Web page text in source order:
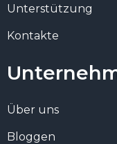
Unterstützung
Kontakte
Über uns
Bloggen